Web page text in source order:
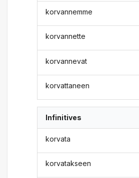
korvannemme
korvannette
korvannevat
korvattaneen
Infinitives
korvata
korvatakseen